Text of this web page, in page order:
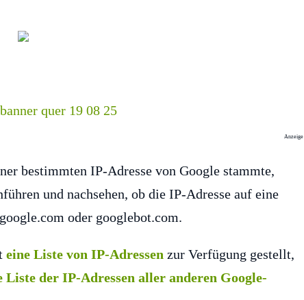
Anzeige
bestimmten IP-Adresse von Google stammte,
und nachsehen, ob die IP-Adresse auf eine
oder googlebot.com.
eine Liste von IP-Adressen zur Verfügung gestellt,
Liste der IP-Adressen aller anderen Google-